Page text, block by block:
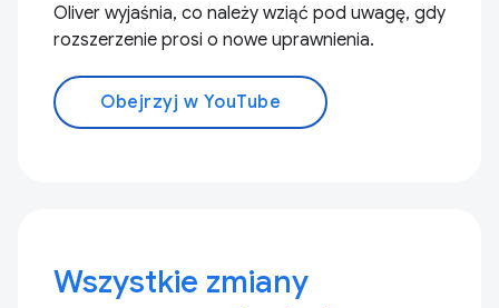
Oliver wyjaśnia, co należy wziąć pod uwagę, gdy
rozszerzenie prosi o nowe uprawnienia.
Obejrzyj w YouTube
Wszystkie zmiany